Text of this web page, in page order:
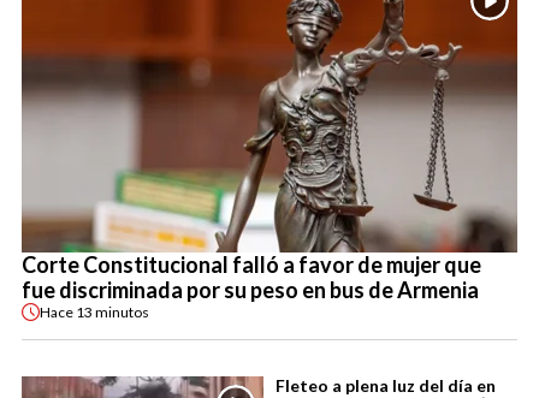
Corte Constitucional falló a favor de mujer que
fue discriminada por su peso en bus de Armenia
Hace 13 minutos
Fleteo a plena luz del día en